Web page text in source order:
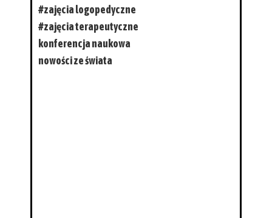
#zajęcia logopedyczne
#zajęcia terapeutyczne
konferencja naukowa
nowości ze świata